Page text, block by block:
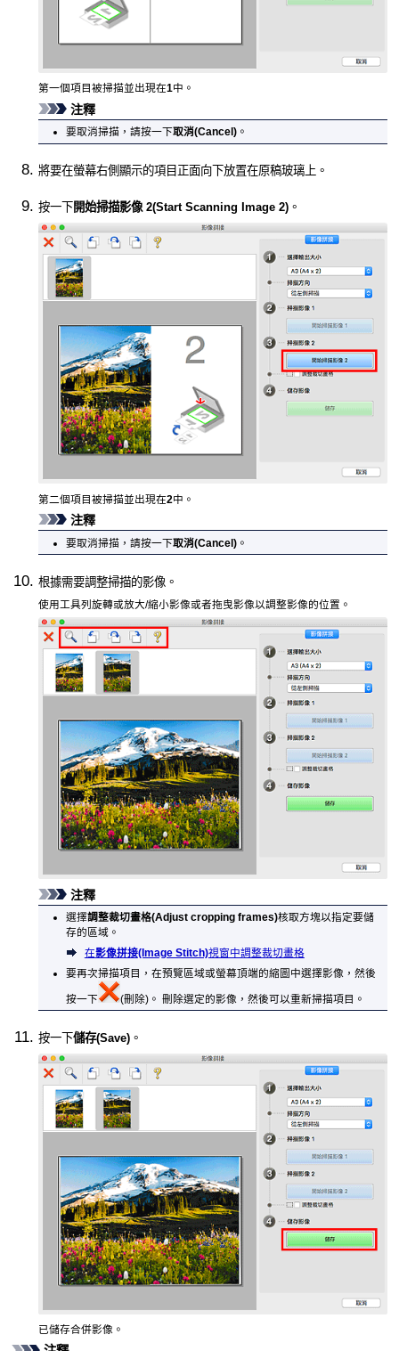
第一個項目被掃描並出現在1中。
注釋
要取消掃描，請按一下取消(Cancel)。
將要在螢幕右側顯示的項目正面向下放置在原稿玻璃上。
按一下 開始掃描影像 2(Start Scanning Image 2) 。
第二個項目被掃描並出現在2中。
注釋
要取消掃描，請按一下取消(Cancel)。
根據需要調整掃描的影像。
使用工具列旋轉或放大/縮小影像或者拖曳影像以調整影像的位置。
注釋
選擇調整裁切畫格(Adjust cropping frames)核取方塊以指定要儲
存的區域。
在影像拼接(Image Stitch)視窗中調整裁切畫格
要再次掃描項目，在預覽區域或螢幕頂端的縮圖中選擇影像，然後
按一下 (刪除)。 刪除選定的影像，然後可以重新掃描項目。
按一下儲存(Save) 。
已儲存合併影像。